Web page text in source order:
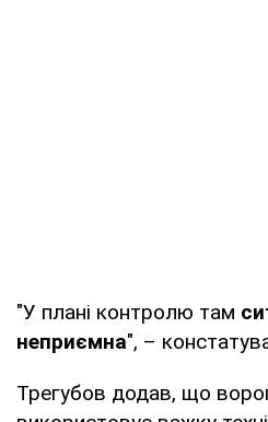
"У плані контролю там
неприємна", –
Трегубов додав, що